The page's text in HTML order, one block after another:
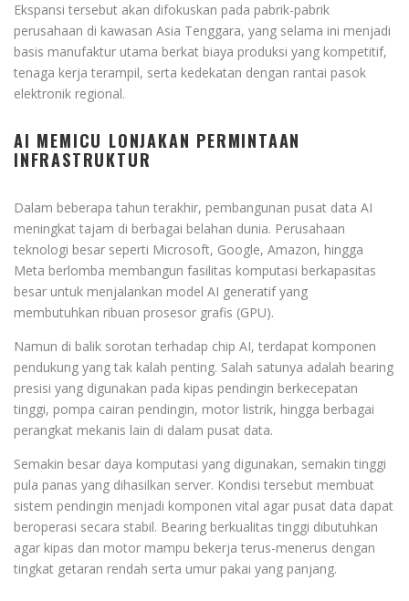
Ekspansi tersebut akan difokuskan pada pabrik-pabrik
perusahaan di kawasan Asia Tenggara, yang selama ini menjadi
basis manufaktur utama berkat biaya produksi yang kompetitif,
tenaga kerja terampil, serta kedekatan dengan rantai pasok
elektronik regional.
AI MEMICU LONJAKAN PERMINTAAN
INFRASTRUKTUR
Dalam beberapa tahun terakhir, pembangunan pusat data AI
meningkat tajam di berbagai belahan dunia. Perusahaan
teknologi besar seperti Microsoft, Google, Amazon, hingga
Meta berlomba membangun fasilitas komputasi berkapasitas
besar untuk menjalankan model AI generatif yang
membutuhkan ribuan prosesor grafis (GPU).
Namun di balik sorotan terhadap chip AI, terdapat komponen
pendukung yang tak kalah penting. Salah satunya adalah bearing
presisi yang digunakan pada kipas pendingin berkecepatan
tinggi, pompa cairan pendingin, motor listrik, hingga berbagai
perangkat mekanis lain di dalam pusat data.
Semakin besar daya komputasi yang digunakan, semakin tinggi
pula panas yang dihasilkan server. Kondisi tersebut membuat
sistem pendingin menjadi komponen vital agar pusat data dapat
beroperasi secara stabil. Bearing berkualitas tinggi dibutuhkan
agar kipas dan motor mampu bekerja terus-menerus dengan
tingkat getaran rendah serta umur pakai yang panjang.